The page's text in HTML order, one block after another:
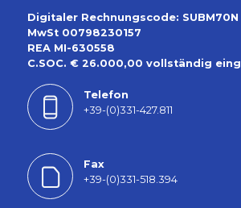
Digitaler Rechnungscode: SUBM70N
MwSt 00798230157
REA MI-630558
C.SOC. € 26.000,00 vollständig
Telefon
+39-(0)331-427.811
Fax
+39-(0)331-518.394